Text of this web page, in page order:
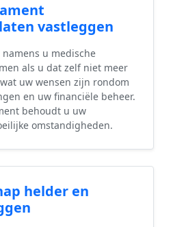
vastleggen
u medische
als u dat zelf niet meer
uw wensen zijn rondom
en uw financiële beheer.
behoudt u uw
omstandigheden.
helder en